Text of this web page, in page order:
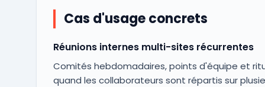
Cas d'usage concrets
Réunions internes multi-sites récurrentes
Comités hebdomadaires, points d'équipe et
quand les collaborateurs sont répartis sur